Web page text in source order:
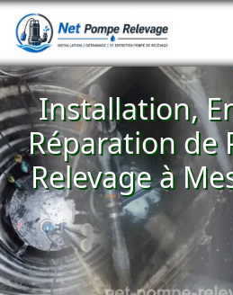
Installation,
Réparation de
Relevage à